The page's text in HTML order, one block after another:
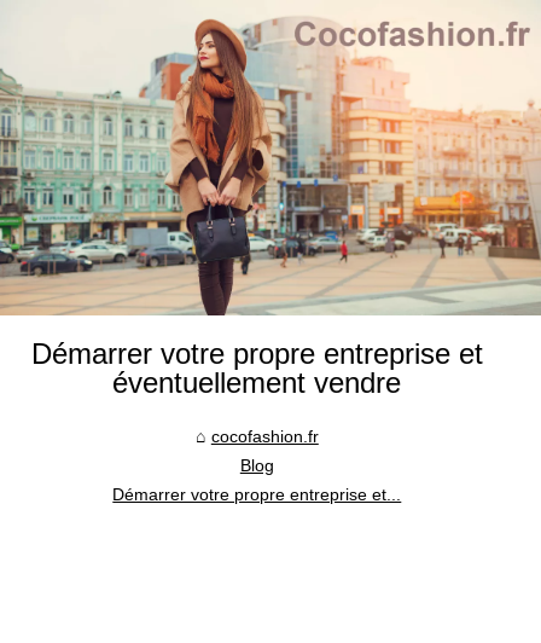
Démarrer votre propre entreprise et
éventuellement vendre
cocofashion.fr
Blog
Démarrer votre propre entreprise et...